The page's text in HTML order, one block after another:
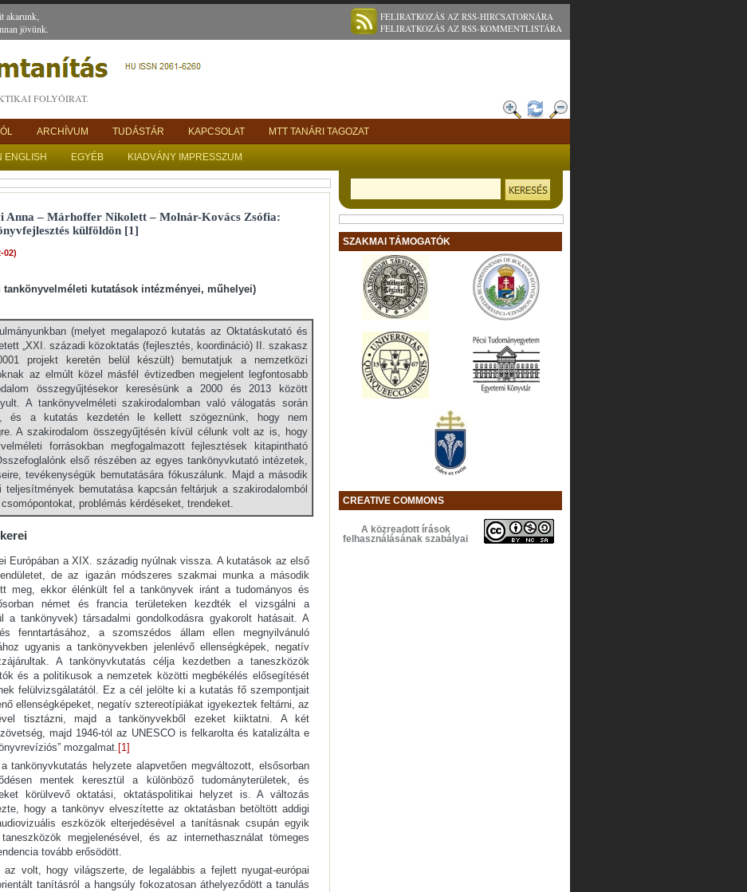
akarunk,
jövünk.
FELIRATKOZÁS AZ RSS-HIRCSATORNÁRA
FELIRATKOZÁS AZ RSS-KOMMENTLISTÁRA
FOLYÓIRAT.
ARCHÍVUM TUDÁSTÁR KAPCSOLAT MTT TANÁRI TAGOZAT
ENGLISH EGYÉB KIADVÁNY IMPRESSZUM
Anna – Márhoffer Nikolett – Molnár-Kovács Zsófia:
külföldön [1]
02)
tankönyvelméleti kutatások intézményei, műhelyei)
(melyet megalapozó kutatás az Oktatáskutató és
„XXI. századi közoktatás (fejlesztés, koordináció) II. szakasz
0001 projekt keretén belül készült) bemutatjuk a nemzetközi
az elmúlt közel másfél évtizedben megjelent legfontosabb
összegyűjtésekor keresésünk a 2000 és 2013 között
A tankönyvelméleti szakirodalomban való válogatás során
és a kutatás kezdetén le kellett szögeznünk, hogy nem
A szakirodalom összegyűjtésén kívül célunk volt az is, hogy
forrásokban megfogalmazott fejlesztések kitapintható
első részében az egyes tankönyvkutató intézetek,
tevékenységük bemutatására fókuszálunk. Majd a második
bemutatása kapcsán feltárjuk a szakirodalomból
problémás kérdéseket, trendeket.
Európában a XIX. századig nyúlnak vissza. A kutatások az első
de az igazán módszeres szakmai munka a második
meg, ekkor élénkült fel a tankönyvek iránt a tudományos és
német és francia területeken kezdték el vizsgálni a
a tankönyvek) társadalmi gondolkodásra gyakorolt hatásait. A
fenntartásához, a szomszédos állam ellen megnyilvánuló
ugyanis a tankönyvekben jelenlévő ellenségképek, negatív
A tankönyvkutatás célja kezdetben a taneszközök
és a politikusok a nemzetek közötti megbékélés elősegítését
felülvizsgálatától. Ez a cél jelölte ki a kutatás fő szempontjait
ellenségképeket, negatív sztereotípiákat igyekeztek feltárni, az
tisztázni, majd a tankönyvekből ezeket kiiktatni. A két
majd 1946-tól az UNESCO is felkarolta és katalizálta e
mozgalmat. [1]
tankönyvkutatás helyzete alapvetően megváltozott, elsősorban
mentek keresztül a különböző tudományterületek, és
körülvevő oktatási, oktatáspolitikai helyzet is. A változás
hogy a tankönyv elveszítette az oktatásban betöltött addigi
eszközök elterjedésével a tanításnak csupán egyik
megjelenésével, és az internethasználat tömeges
tovább erősödött.
volt, hogy világszerte, de legalábbis a fejlett nyugat-európai
tanításról a hangsúly fokozatosan áthelyeződött a tanulás
SZAKMAI TÁMOGATÓK
CREATIVE COMMONS
A közreadott írások
felhasználásának szabályai